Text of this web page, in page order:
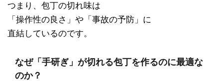
つまり、包丁の切れ味は
「操作性の良さ」や「事故の予防」に
直結しているのです。
なぜ「手研ぎ」が切れる包丁を作るのに最適な
のか？